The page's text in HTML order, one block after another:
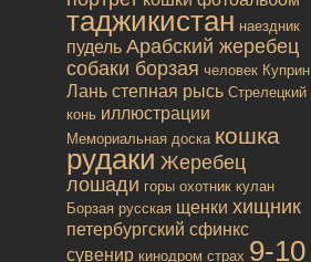
таджикистан наездник
пудель Арабский жеребец
собаки борзая человек Куприн
Лань степная рысь Стрелецкий
конь иллюстрации
Мемориальная доска кошка
рудаки Жеребец
лошади горы охотник кулан
Борзая русская щенки хищник
петербургский сфинкс
сувенир кинодром страх 9-10